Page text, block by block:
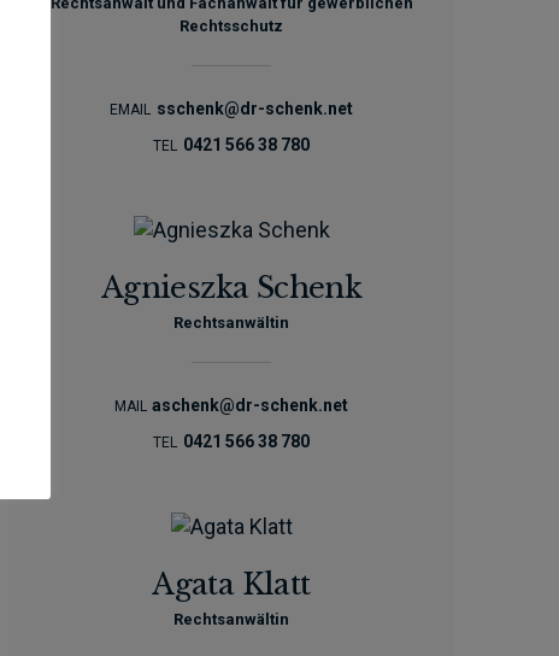
Rechtsschutz
EMAIL sschenk@dr-schenk.net
TEL 0421 566 38 780
Agnieszka Schenk
Rechtsanwältin
MAIL aschenk@dr-schenk.net
TEL 0421 566 38 780
Agata Klatt
Rechtsanwältin